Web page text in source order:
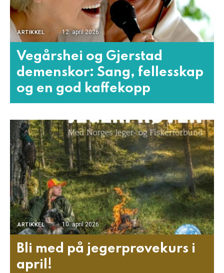
ARTIKKEL 12. april 2026
Vegårshei og Gjerstad
demenskor: Sang, fellesskap
og en god kaffekopp
ARTIKKEL 10. april 2026
Bli med på jegerprøvekurs i
april!